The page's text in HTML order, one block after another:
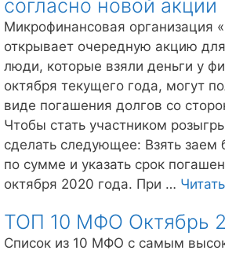
среди
микрофинансовых
организаций
России
согласно новой акции
Микрофинансовая организация
открывает очередную акцию
люди, которые взяли деньги у
октября текущего года, могут
виде погашения долгов со
Чтобы стать участником
сделать следующее: Взять заем
по сумме и указать срок
октября 2020 года. При …
ТОП 10 МФО Октябрь
Список из 10 МФО с самым